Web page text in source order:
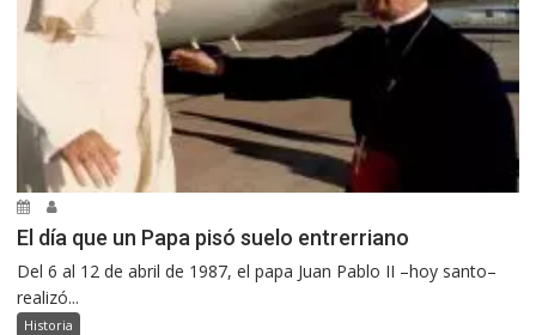
El día que un Papa pisó suelo entrerriano
Del 6 al 12 de abril de 1987, el papa Juan Pablo II –hoy santo–
realizó...
Historia